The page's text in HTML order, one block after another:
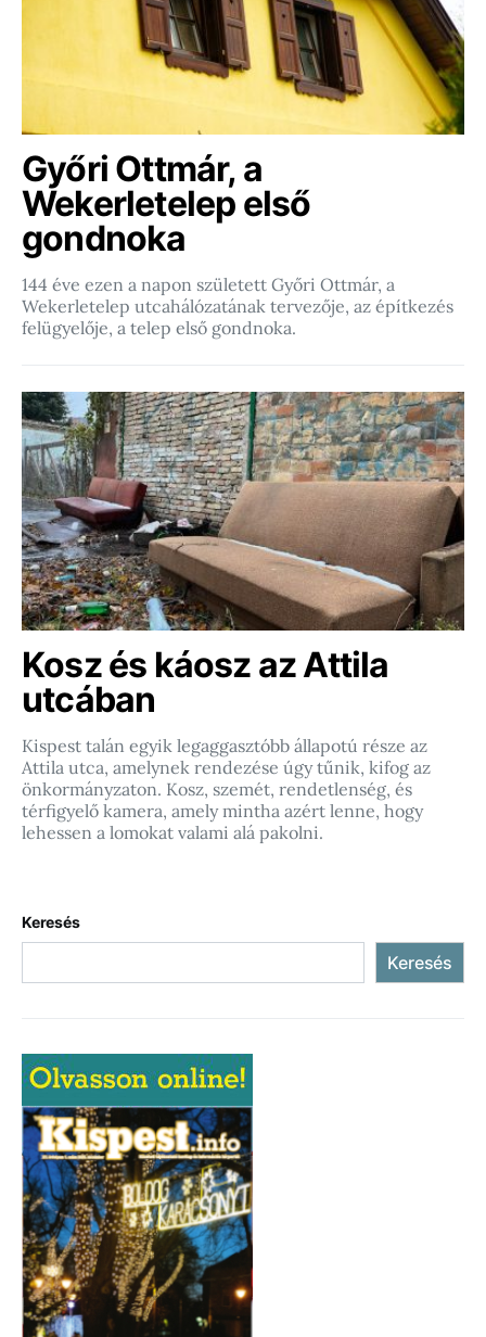
Győri Ottmár, a
Wekerletelep első
gondnoka
144 éve ezen a napon született Győri Ottmár, a
Wekerletelep utcahálózatának tervezője, az építkezés
felügyelője, a telep első gondnoka.
Kosz és káosz az Attila
utcában
Kispest talán egyik legaggasztóbb állapotú része az
Attila utca, amelynek rendezése úgy tűnik, kifog az
önkormányzaton. Kosz, szemét, rendetlenség, és
térfigyelő kamera, amely mintha azért lenne, hogy
lehessen a lomokat valami alá pakolni.
Keresés
Keresés